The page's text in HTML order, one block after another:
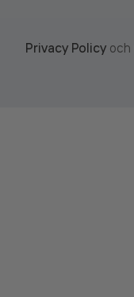
Privacy Policy och